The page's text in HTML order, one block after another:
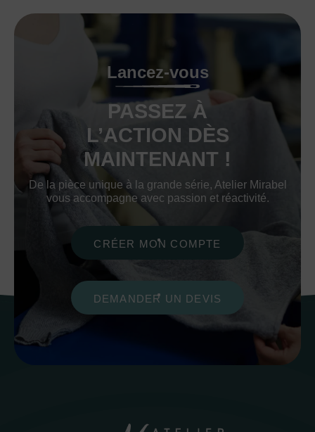
Lancez-vous
PASSEZ À
L’ACTION DÈS
MAINTENANT !
De la pièce unique à la grande série, Atelier Mirabel
vous accompagne avec passion et réactivité.
CRÉER MON COMPTE
DEMANDER UN DEVIS